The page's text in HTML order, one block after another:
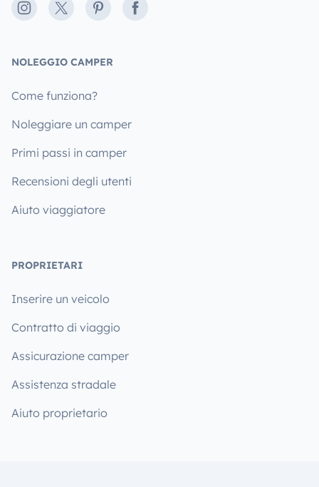
Instagram
X PinterestFacebook
NOLEGGIO CAMPER
Come funziona?
Noleggiare un camper
Primi passi in camper
Recensioni degli utenti
Aiuto viaggiatore
PROPRIETARI
Inserire un veicolo
Contratto di viaggio
Assicurazione camper
Assistenza stradale
Aiuto proprietario